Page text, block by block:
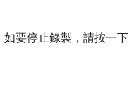
要停止錄製，請按一下